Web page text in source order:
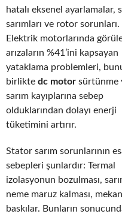
hatalı eksenel ayarlamalar,
sarımları ve rotor sorunları.
Elektrik motorlarında
arızaların %41’ini kapsayan
yataklama problemleri,
birlikte dc motor sürtünme
sarım kayıplarına sebep
olduklarından dolayı enerji
tüketimini artırır.
Stator sarım sorunlarının
sebepleri şunlardır: Termal
izolasyonun bozulması,
neme maruz kalması,
baskılar. Bunların